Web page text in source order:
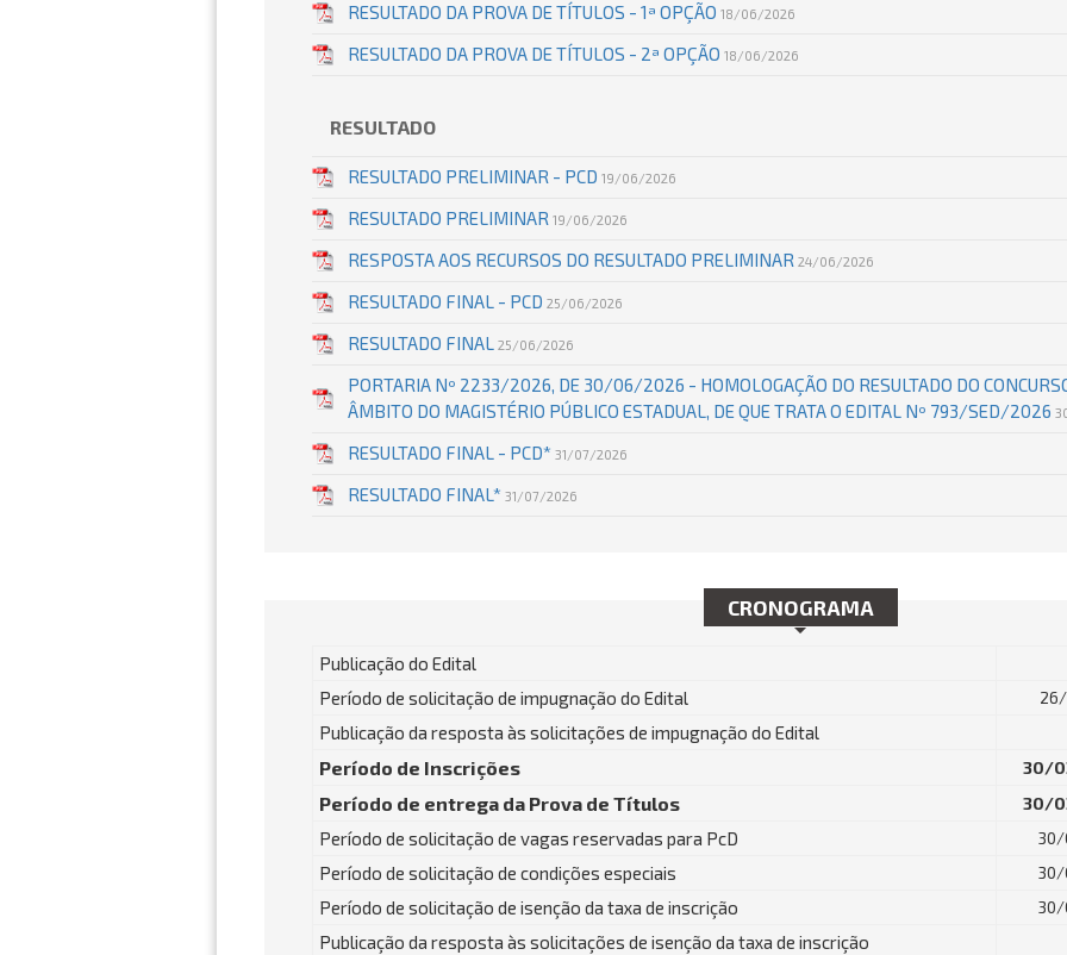
RESULTADO DA PROVA DE TÍTULOS - 1ª OPÇÃO 18/06/2026
RESULTADO DA PROVA DE TÍTULOS - 2ª OPÇÃO 18/06/2026
RESULTADO
RESULTADO PRELIMINAR - PCD 19/06/2026
RESULTADO PRELIMINAR 19/06/2026
RESPOSTA AOS RECURSOS DO RESULTADO PRELIMINAR 24/06/2026
RESULTADO FINAL - PCD 25/06/2026
RESULTADO FINAL 25/06/2026
PORTARIA Nº 2233/2026, DE 30/06/2026 - HOMOLOGAÇÃO DO RESULTADO DO
ÂMBITO DO MAGISTÉRIO PÚBLICO ESTADUAL, DE QUE TRATA O EDITAL Nº 793/SED/2026
RESULTADO FINAL - PCD* 31/07/2026
RESULTADO FINAL* 31/07/2026
CRONOGRAMA
Publicação do Edital
Período de solicitação de impugnação do Edital
Publicação da resposta às solicitações de impugnação do Edital
Período de Inscrições 30/
Período de entrega da Prova de Títulos 30/
Período de solicitação de vagas reservadas para PcD
Período de solicitação de condições especiais
Período de solicitação de isenção da taxa de inscrição
Publicação da resposta às solicitações de isenção da taxa de inscrição